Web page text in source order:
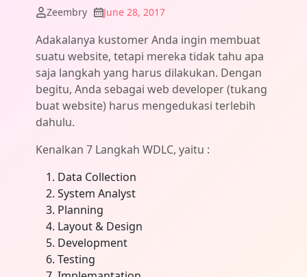
Zeembry June 28, 2017
Adakalanya kustomer Anda ingin membuat
suatu website, tetapi mereka tidak tahu apa
saja langkah yang harus dilakukan. Dengan
begitu, Anda sebagai web developer (tukang
buat website) harus mengedukasi terlebih
dahulu.
Kenalkan 7 Langkah WDLC, yaitu :
Data Collection
System Analyst
Planning
Layout & Design
Development
Testing